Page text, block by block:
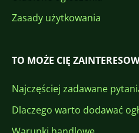
Zasady użytkowania
TO MOŻE CIĘ
Najczęściej zadawane
Dlaczego warto dodawać